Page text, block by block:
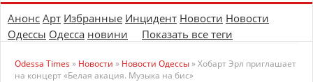
Анонс Арт Избранные Инцидент Новости Новости
Одессы Одесса новини Показать все теги
Odessa Times» Новости » Новости Одессы» Хобарт Эрл приглашает
на концерт «Белая акация. Музыка на бис»